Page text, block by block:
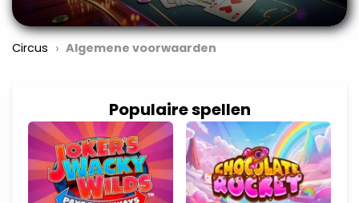
Circus › Algemene voorwaarden
Populaire spellen